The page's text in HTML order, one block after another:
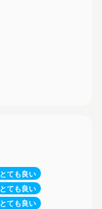
とても良い
とても良い
とても良い